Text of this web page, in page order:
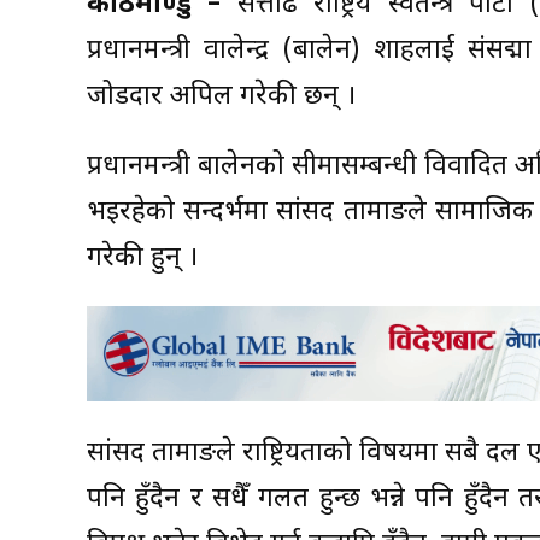
प्रधानमन्त्री वालेन्द्र (बालेन) शाहलाई
जोडदार अपिल गरेकी छन् ।
प्रधानमन्त्री बालेनको सीमासम्बन्धी
भइरहेको सन्दर्भमा सांसद तामाङले
गरेकी हुन् ।
सांसद तामाङले राष्ट्रियताको विषयमा सबै
पनि हुँदैन र सधैँ गलत हुन्छ भन्ने पनि हुँदैन तर